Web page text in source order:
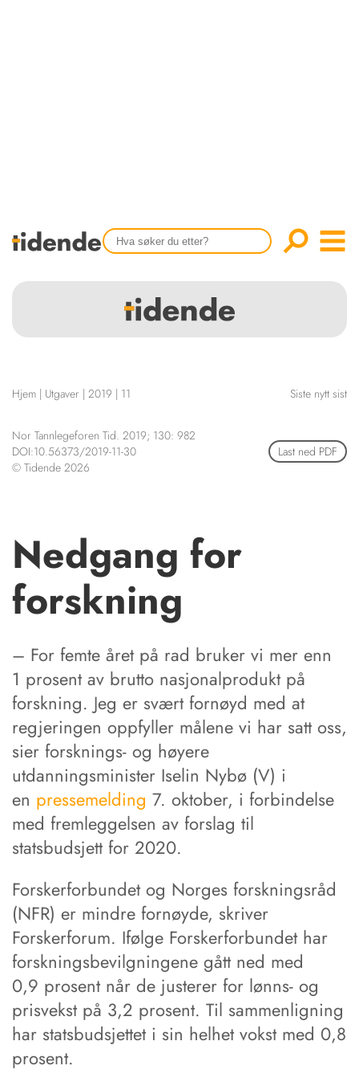
Tidligere utgaver
HENVISNINGER
KURSKALENDER
STILLINGER
KJØP & SALG
KONTAKT
Scientific articles
Publication and media
Hjem | Utgaver | 2019 | 11 Siste nytt sist
Nor Tannlegeforen Tid. 2019; 130: 982
DOI:10.56373/2019-11-30
© Tidende 2026
Last ned PDF
Nedgang for
forskning
– For femte året på rad bruker vi mer enn
1 prosent av brutto nasjonalprodukt på
forskning. Jeg er svært fornøyd med at
regjeringen oppfyller målene vi har satt oss,
sier forsknings- og høyere
utdanningsminister Iselin Nybø (V) i
en pressemelding 7. oktober, i forbindelse
med fremleggelsen av forslag til
statsbudsjett for 2020.
Forskerforbundet og Norges forskningsråd
(NFR) er mindre fornøyde, skriver
Forskerforum. Ifølge Forskerforbundet har
forskningsbevilgningene gått ned med
0,9 prosent når de justerer for lønns- og
prisvekst på 3,2 prosent. Til sammenligning
har statsbudsjettet i sin helhet vokst med 0,8
prosent.